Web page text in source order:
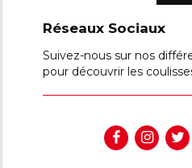
Réseaux Sociaux
Suivez-nous sur nos
pour découvrir les